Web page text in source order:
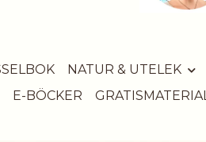
NATUR & UTELEK
E-BÖCKER
GRATISMATERIAL